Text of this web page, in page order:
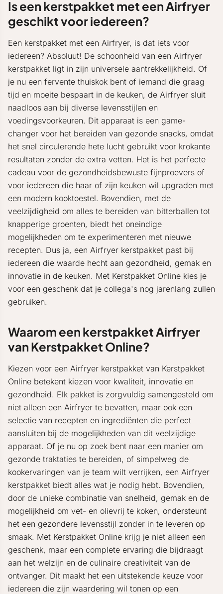
Is een kerstpakket met een Airfryer
geschikt voor iedereen?
Een kerstpakket met een Airfryer, is dat iets voor
iedereen? Absoluut! De schoonheid van een Airfryer
kerstpakket ligt in zijn universele aantrekkelijkheid. Of
je nu een fervente thuiskok bent of iemand die graag
tijd en moeite bespaart in de keuken, de Airfryer sluit
naadloos aan bij diverse levensstijlen en
voedingsvoorkeuren. Dit apparaat is een game-
changer voor het bereiden van gezonde snacks, omdat
het snel circulerende hete lucht gebruikt voor krokante
resultaten zonder de extra vetten. Het is het perfecte
cadeau voor de gezondheidsbewuste fijnproevers of
voor iedereen die haar of zijn keuken wil upgraden met
een modern kooktoestel. Bovendien, met de
veelzijdigheid om alles te bereiden van bitterballen tot
knapperige groenten, biedt het oneindige
mogelijkheden om te experimenteren met nieuwe
recepten. Dus ja, een Airfryer kerstpakket past bij
iedereen die waarde hecht aan gezondheid, gemak en
innovatie in de keuken. Met Kerstpakket Online kies je
voor een geschenk dat je collega's nog jarenlang zullen
gebruiken.
Waarom een kerstpakket Airfryer
van Kerstpakket Online?
Kiezen voor een Airfryer kerstpakket van Kerstpakket
Online betekent kiezen voor kwaliteit, innovatie en
gezondheid. Elk pakket is zorgvuldig samengesteld om
niet alleen een Airfryer te bevatten, maar ook een
selectie van recepten en ingrediënten die perfect
aansluiten bij de mogelijkheden van dit veelzijdige
apparaat. Of je nu op zoek bent naar een manier om
gezonde traktaties te bereiden, of simpelweg de
kookervaringen van je team wilt verrijken, een Airfryer
kerstpakket biedt alles wat je nodig hebt. Bovendien,
door de unieke combinatie van snelheid, gemak en de
mogelijkheid om vet- en olievrij te koken, ondersteunt
het een gezondere levensstijl zonder in te leveren op
smaak. Met Kerstpakket Online krijg je niet alleen een
geschenk, maar een complete ervaring die bijdraagt
aan het welzijn en de culinaire creativiteit van de
ontvanger. Dit maakt het een uitstekende keuze voor
iedereen die zijn waardering wil tonen op een